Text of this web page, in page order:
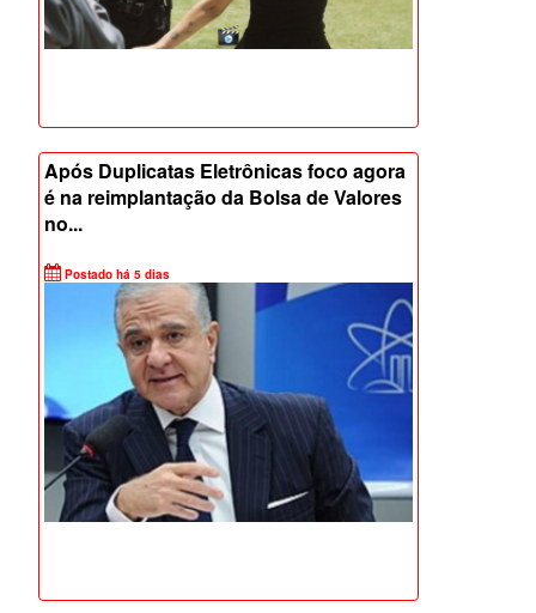
Após Duplicatas Eletrônicas foco agora
é na reimplantação da Bolsa de Valores
Postado há 5 dias